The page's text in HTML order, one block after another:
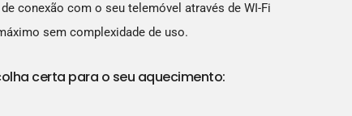
conexão com o seu telemóvel através de WI-Fi
sem complexidade de uso.
certa para o seu aquecimento: